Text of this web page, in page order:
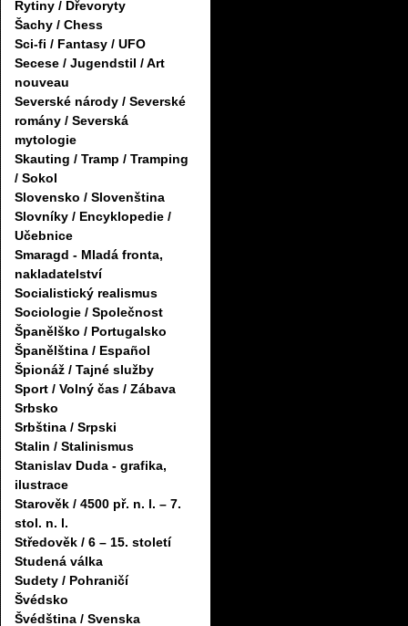
Rytiny / Dřevoryty
Šachy / Chess
Sci-fi / Fantasy / UFO
Secese / Jugendstil / Art
nouveau
Severské národy / Severské
romány / Severská
mytologie
Skauting / Tramp / Tramping
/ Sokol
Slovensko / Slovenština
Slovníky / Encyklopedie /
Učebnice
Smaragd - Mladá fronta,
nakladatelství
Socialistický realismus
Sociologie / Společnost
Španělško / Portugalsko
Španělština / Español
Špionáž / Tajné služby
Sport / Volný čas / Zábava
Srbsko
Srbština / Srpski
Stalin / Stalinismus
Stanislav Duda - grafika,
ilustrace
Starověk / 4500 př. n. l. – 7.
stol. n. l.
Středověk / 6 – 15. století
Studená válka
Sudety / Pohraničí
Švédsko
Švédština / Svenska